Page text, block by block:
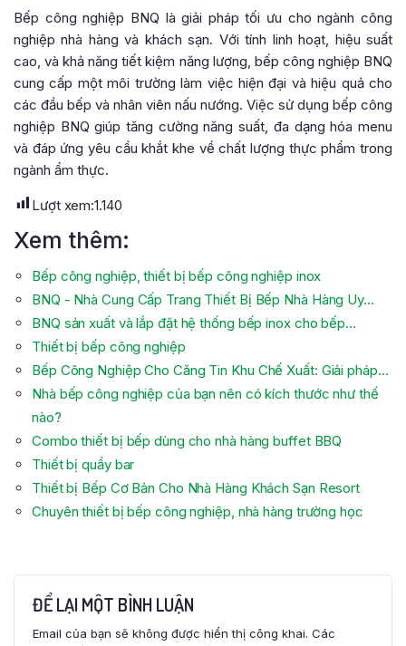
Bếp công nghiệp BNQ là giải pháp tối ưu cho ngành công
nghiệp nhà hàng và khách sạn. Với tính linh hoạt, hiệu suất
cao, và khả năng tiết kiệm năng lượng, bếp công nghiệp BNQ
cung cấp một môi trường làm việc hiện đại và hiệu quả cho
các đầu bếp và nhân viên nấu nướng. Việc sử dụng bếp công
nghiệp BNQ giúp tăng cường năng suất, đa dạng hóa menu
và đáp ứng yêu cầu khắt khe về chất lượng thực phẩm trong
ngành ẩm thực.
Lượt xem:1.140
Xem thêm:
Bếp công nghiệp, thiết bị bếp công nghiệp inox
BNQ - Nhà Cung Cấp Trang Thiết Bị Bếp Nhà Hàng Uy…
BNQ sản xuất và lắp đặt hệ thống bếp inox cho bếp…
Thiết bị bếp công nghiệp
Bếp Công Nghiệp Cho Căng Tin Khu Chế Xuất: Giải pháp…
Nhà bếp công nghiệp của bạn nên có kích thước như thế
nào?
Combo thiết bị bếp dùng cho nhà hàng buffet BBQ
Thiết bị quầy bar
Thiết bị Bếp Cơ Bản Cho Nhà Hàng Khách Sạn Resort
Chuyên thiết bị bếp công nghiệp, nhà hàng trường học
ĐỂ LẠI MỘT BÌNH LUẬN
Email của bạn sẽ không được hiển thị công khai. Các